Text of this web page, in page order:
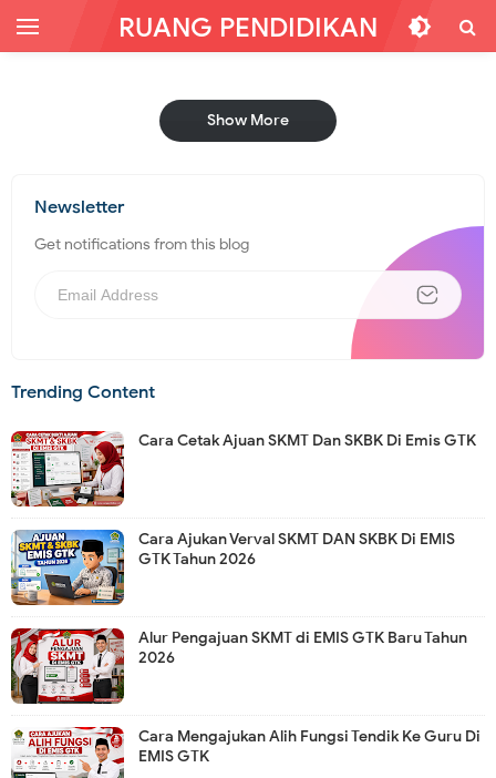
RUANG PENDIDIKAN
Show More
Newsletter
Get notifications from this blog
Trending Content
Cara Cetak Ajuan SKMT Dan SKBK Di Emis GTK
Cara Ajukan Verval SKMT DAN SKBK Di EMIS
GTK Tahun 2026
Alur Pengajuan SKMT di EMIS GTK Baru Tahun
2026
Cara Mengajukan Alih Fungsi Tendik Ke Guru Di
EMIS GTK